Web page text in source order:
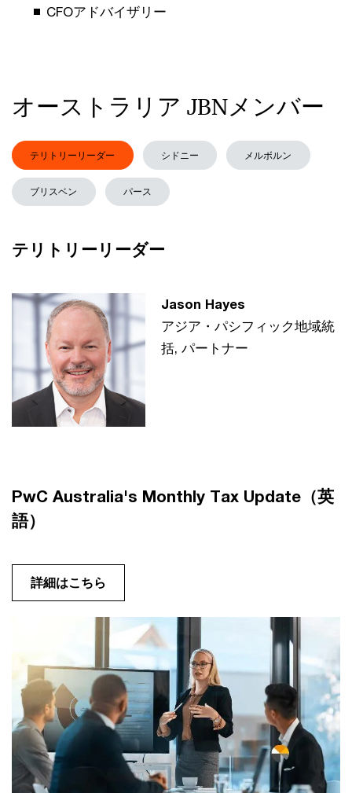
CFOアドバイザリー
オーストラリア JBNメンバー
テリトリーリーダー シドニー メルボルン
ブリスベン パース
テリトリーリーダー
Jason Hayes
アジア・パシフィック地域統
括, パートナー
PwC Australia's Monthly Tax Update（英
語）
詳細はこちら